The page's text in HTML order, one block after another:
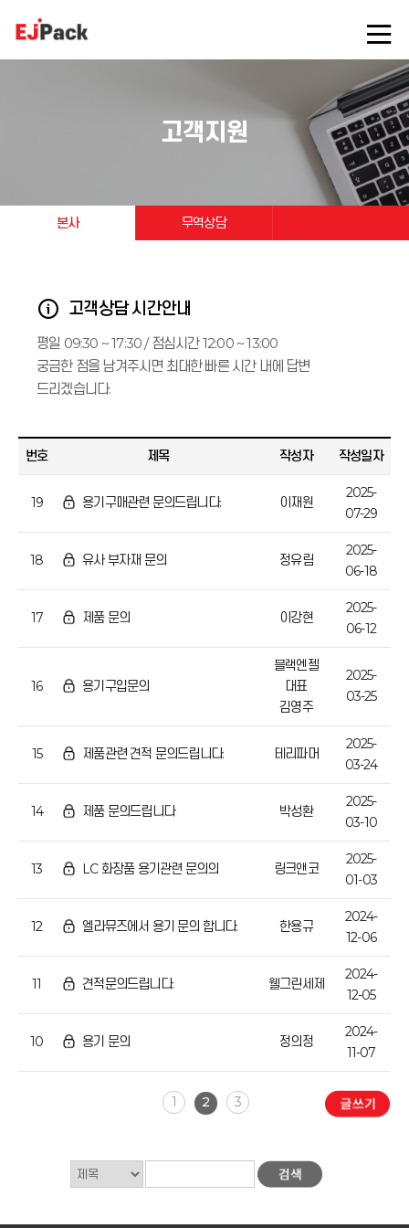
고객지원
본사 무역상담
고객상담 시간안내
평일 09:30 ~ 17:30 / 점심시간 12:00 ~ 13:00
궁금한 점을 남겨주시면 최대한 빠른 시간 내에 답변
드리겠습니다.
번호 제목 작성자 작성일자
19 용기구매관련 문의드립니다. 이재원
2025-
07-29
18 유사 부자재 문의 정유림
2025-
06-18
17 제품 문의 이강현
2025-
06-12
16 용기구입문의
블랙엔젤
대표
김영주
2025-
03-25
15 제품관련 견적 문의드립니다. 테리파머
2025-
03-24
14 제품 문의드립니다 박성환
2025-
03-10
13 LC 화장품 용기관련 문의의 링크앤코
2025-
01-03
12 엘라뮤즈에서 용기 문의 합니다. 한용규
2024-
12-06
11 견적문의드립니다. 웰그린세제
2024-
12-05
10 용기 문의 정의정
2024-
11-07
1 2 3